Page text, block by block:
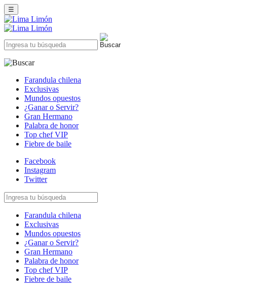
☰
Farandula chilena
Exclusivas
Mundos opuestos
¿Ganar o Servir?
Gran Hermano
Palabra de honor
Top chef VIP
Fiebre de baile
Facebook
Instagram
Twitter
Farandula chilena
Exclusivas
Mundos opuestos
¿Ganar o Servir?
Gran Hermano
Palabra de honor
Top chef VIP
Fiebre de baile